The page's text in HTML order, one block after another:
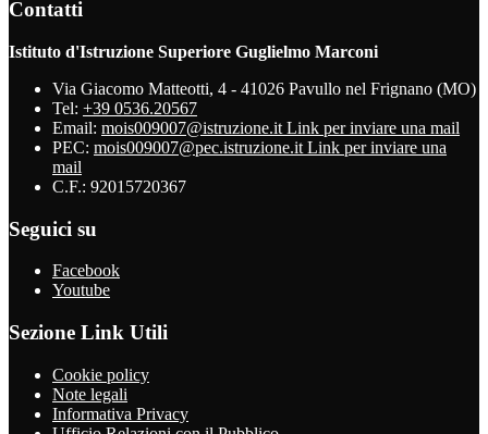
Contatti
Istituto d'Istruzione Superiore Guglielmo Marconi
Via Giacomo Matteotti, 4 - 41026 Pavullo nel Frignano (MO)
Tel: +39 0536.20567
Email: mois009007@istruzione.it Link per inviare una mail
PEC: mois009007@pec.istruzione.it Link per inviare una
mail
C.F.: 92015720367
Seguici su
Facebook
Youtube
Sezione Link Utili
Cookie policy
Note legali
Informativa Privacy